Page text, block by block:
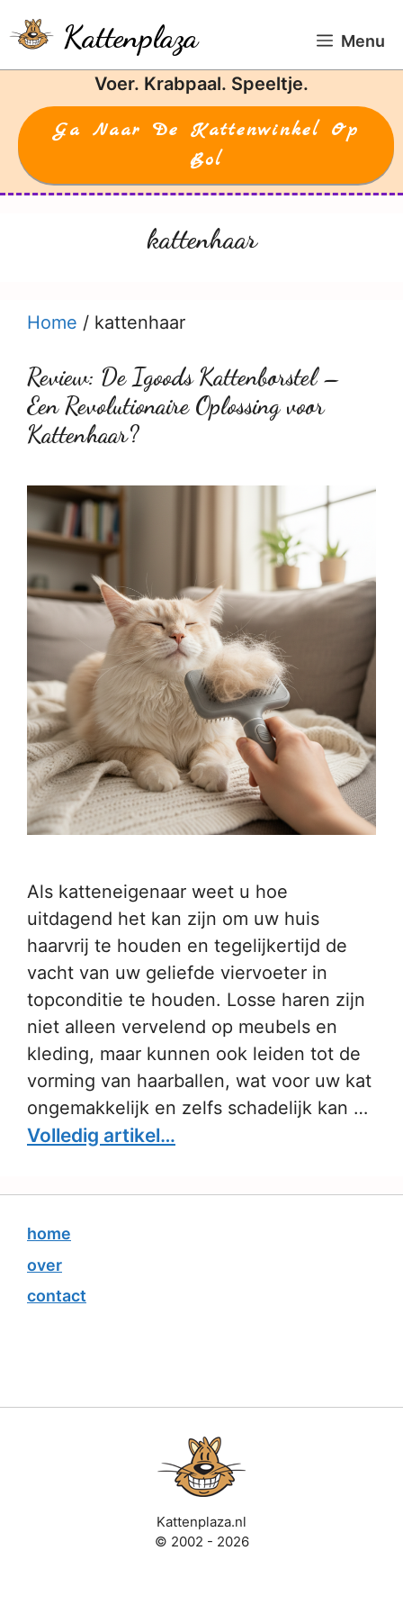
naar
de
Kattenplaza Menu
Voer. Krabpaal. Speeltje.
Ga Naar De Kattenwinkel Op
Bol
kattenhaar
Home / kattenhaar
Review: De Igoods Kattenborstel –
Een Revolutionaire Oplossing voor
Kattenhaar?
Als katteneigenaar weet u hoe
uitdagend het kan zijn om uw huis
haarvrij te houden en tegelijkertijd de
vacht van uw geliefde viervoeter in
topconditie te houden. Losse haren zijn
niet alleen vervelend op meubels en
kleding, maar kunnen ook leiden tot de
vorming van haarballen, wat voor uw kat
ongemakkelijk en zelfs schadelijk kan …
Volledig artikel…
home
over
contact
Kattenplaza.nl
© 2002 - 2026